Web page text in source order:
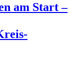
am Start –